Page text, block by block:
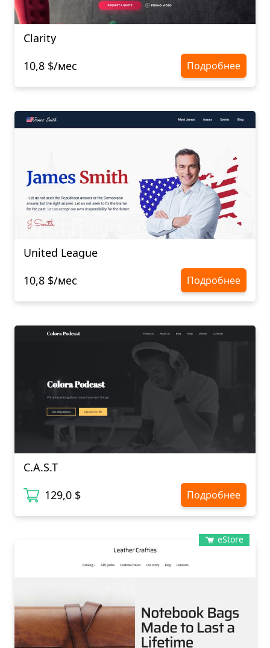
Clarity
10,8 $/мес
Подробнее
United League
10,8 $/мес
Подробнее
C.A.S.T
129,0 $
Подробнее
eStore